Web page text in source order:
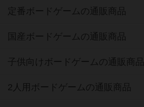
定番ボードゲームの通販商品
国産ボードゲームの通販商品
子供向けボードゲームの通販商品
2人用ボードゲームの通販商品